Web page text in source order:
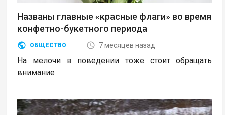
Названы главные «красные флаги» во время
конфетно-букетного периода
ОБЩЕСТВО 7 месяцев назад
На мелочи в поведении тоже стоит обращать
внимание